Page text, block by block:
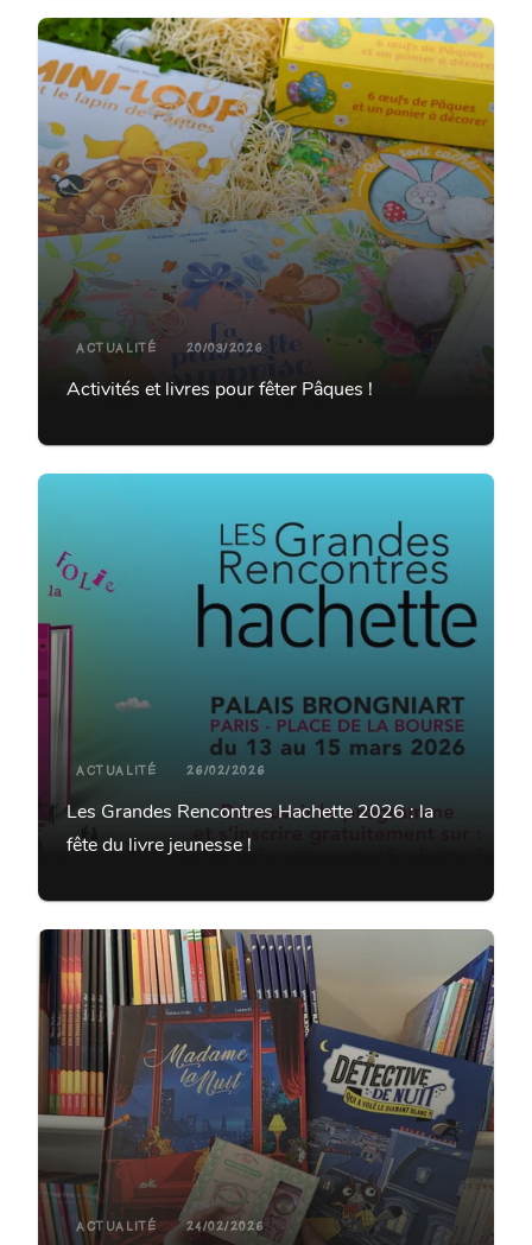
ACTUALITÉ 20/03/2026
Activités et livres pour fêter Pâques !
ACTUALITÉ 26/02/2026
Les Grandes Rencontres Hachette 2026 : la
fête du livre jeunesse !
ACTUALITÉ 24/02/2026